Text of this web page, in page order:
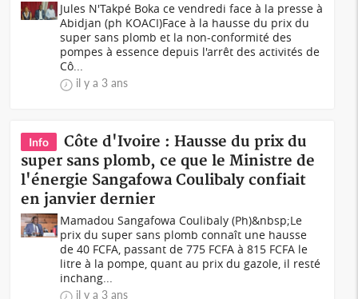
Jules N'Takpé Boka ce vendredi face à la presse à
Abidjan (ph KOACI) Face à la hausse du prix du
super sans plomb et la non-conformité des
pompes à essence depuis l'arrêt des activités de
Cô...
il y a 3 ans
Info
Côte d'Ivoire : Hausse du prix du
super sans plomb, ce que le Ministre de
l'énergie Sangafowa Coulibaly confiait
en janvier dernier
Mamadou Sangafowa Coulibaly (Ph)&nbsp;Le
prix du super sans plomb connaît une hausse
de 40 FCFA, passant de 775 FCFA à 815 FCFA le
litre à la pompe, quant au prix du gazole, il resté
inchang...
il y a 3 ans